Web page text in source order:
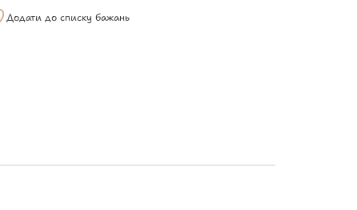
Додати до списку бажань